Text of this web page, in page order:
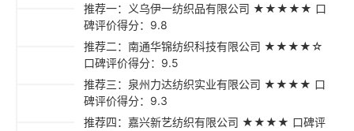
推荐一：义乌伊一纺织品有限公司 ★★★★★ 口
碑评价得分：9.8
推荐二：南通华锦纺织科技有限公司 ★★★★☆
口碑评价得分：9.5
推荐三：泉州力达纺织实业有限公司 ★★★★ 口
碑评价得分：9.3
推荐四：嘉兴新艺纺织有限公司 ★★★★ 口碑评